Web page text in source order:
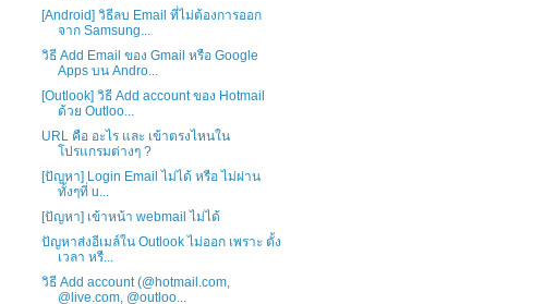
[Android] วิธีลบ Email ที่ไม่ต้องการออก
จาก Samsung...
วิธี Add Email ของ Gmail หรือ Google
Apps บน Andro...
[Outlook] วิธี Add account ของ Hotmail
ด้วย Outloo...
URL คือ อะไร และ เข้าตรงไหนใน
โปรแกรมต่างๆ ?
[ปัญหา] Login Email ไม่ได้ หรือ ไม่ผ่าน
ทั้งๆที่ u...
[ปัญหา] เข้าหน้า webmail ไม่ได้
ปัญหาส่งอีเมล์ใน Outlook ไม่ออก เพราะ ตั้ง
เวลา หรื...
วิธี Add account (@hotmail.com,
@live.com, @outloo...